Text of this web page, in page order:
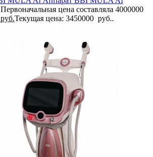
Первоначальная цена составляла 4000000
руб.Текущая цена: 3450000 руб..